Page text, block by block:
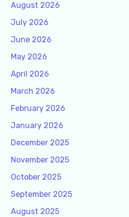
August 2026
July 2026
June 2026
May 2026
April 2026
March 2026
February 2026
January 2026
December 2025
November 2025
October 2025
September 2025
August 2025